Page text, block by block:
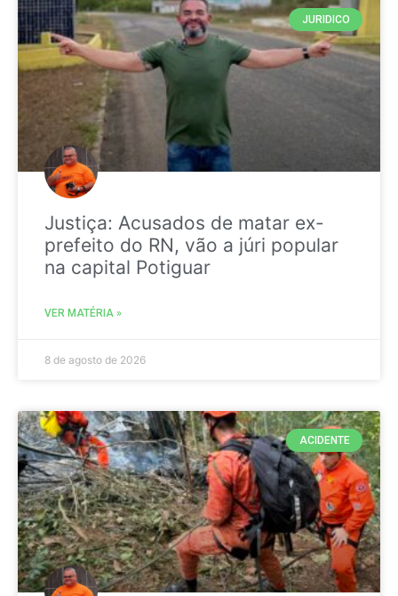
JURIDICO
Justiça: Acusados de matar ex-
prefeito do RN, vão a júri popular
na capital Potiguar
VER MATÉRIA »
8 de agosto de 2026
ACIDENTE